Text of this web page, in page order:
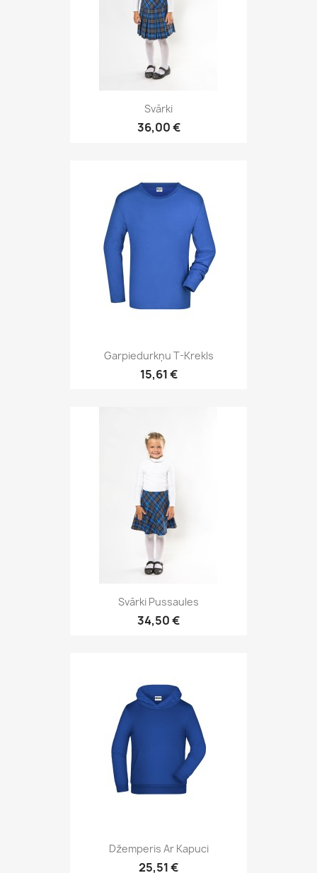
Svārki
36,00 €
Garpiedurkņu T-Krekls
15,61 €
Svārki Pussaules
34,50 €
Džemperis Ar Kapuci
25,51 €